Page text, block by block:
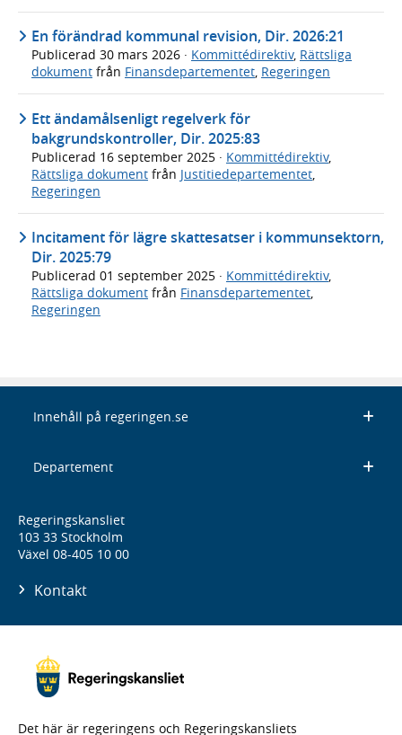
En förändrad kommunal revision, Dir. 2026:21
Publicerad 30 mars 2026 · Kommittédirektiv, Rättsliga
dokument från Finansdepartementet, Regeringen
Ett ändamålsenligt regelverk för
bakgrundskontroller, Dir. 2025:83
Publicerad 16 september 2025 · Kommittédirektiv,
Rättsliga dokument från Justitiedepartementet
Regeringen
Incitament för lägre skattesatser i kommunsektorn,
Dir. 2025:79
Publicerad 01 september 2025 · Kommittédirektiv,
Rättsliga dokument från Finansdepartementet,
Regeringen
Innehåll på regeringen.se
Departement
Regeringskansliet
103 33 Stockholm
Växel 08-405 10 00
Kontakt
Det här är regeringens och Regeringskansliets